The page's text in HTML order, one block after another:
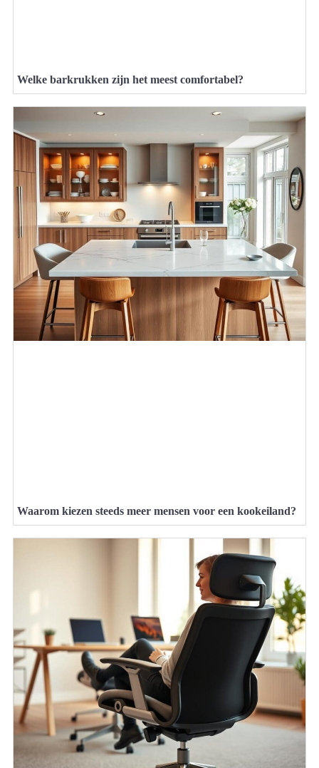
Welke barkrukken zijn het meest comfortabel?
Waarom kiezen steeds meer mensen voor een kookeiland?